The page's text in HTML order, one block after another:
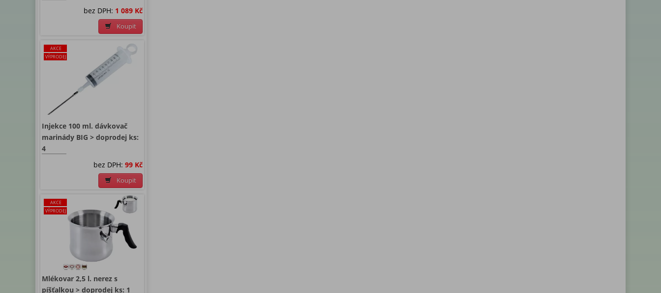
bez DPH: 1 089 Kč
Koupit
AKCE
VÝPRODEJ
Injekce 100 ml. dávkovač
marinády BIG > doprodej ks:
4
bez DPH: 99 Kč
Koupit
AKCE
VÝPRODEJ
Mlékovar 2,5 l. nerez s
píšťalkou > doprodej ks: 1